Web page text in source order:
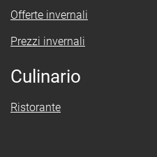
Offerte invernali
Prezzi invernali
Culinario
Ristorante